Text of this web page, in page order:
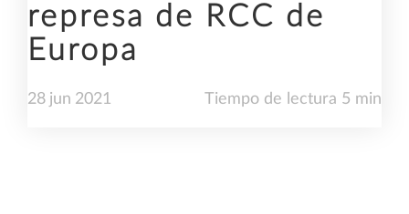
represa de RCC de
Europa
28 jun 2021 Tiempo de lectura 5 min